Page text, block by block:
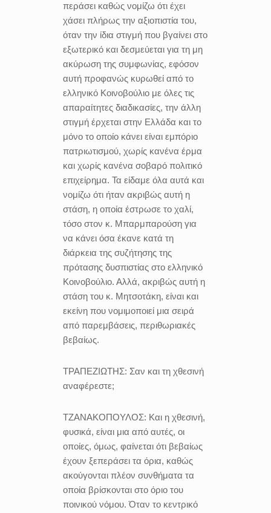
περάσει καθώς νομίζω ότι έχει
χάσει πλήρως την αξιοπιστία του,
όταν την ίδια στιγμή που βγαίνει στο
εξωτερικό και δεσμεύεται για τη μη
ακύρωση της συμφωνίας, εφόσον
αυτή προφανώς κυρωθεί από το
ελληνικό Κοινοβούλιο με όλες τις
απαραίτητες διαδικασίες, την άλλη
στιγμή έρχεται στην Ελλάδα και το
μόνο το οποίο κάνει είναι εμπόριο
πατριωτισμού, χωρίς κανένα έρμα
και χωρίς κανένα σοβαρό πολιτικό
επιχείρημα. Τα είδαμε όλα αυτά και
νομίζω ότι ήταν ακριβώς αυτή η
στάση, η οποία έστρωσε το χαλί,
τόσο στον κ. Μπαρμπαρούση για
να κάνει όσα έκανε κατά τη
διάρκεια της συζήτησης της
πρότασης δυσπιστίας στο ελληνικό
Κοινοβούλιο. Αλλά, ακριβώς αυτή η
στάση του κ. Μητσοτάκη, είναι και
εκείνη που νομιμοποιεί μια σειρά
από παρεμβάσεις, περιθωριακές
βεβαίως.
ΤΡΑΠΕΖΙΩΤΗΣ: Σαν και τη χθεσινή
αναφέρεστε;
ΤΖΑΝΑΚΟΠΟΥΛΟΣ: Και η χθεσινή,
φυσικά, είναι μια από αυτές, οι
οποίες, όμως, φαίνεται ότι βεβαίως
έχουν ξεπεράσει τα όρια, καθώς
ακούγονται πλέον συνθήματα τα
οποία βρίσκονται στο όριο του
ποινικού νόμου. Όταν το κεντρικό